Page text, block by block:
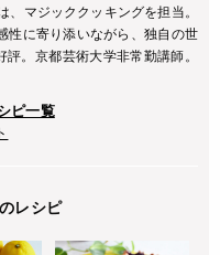
マジッククッキングを担当。
性に寄り添いながら、独自の世
。京都芸術大学非常勤講師。
ピ一覧
レシピ